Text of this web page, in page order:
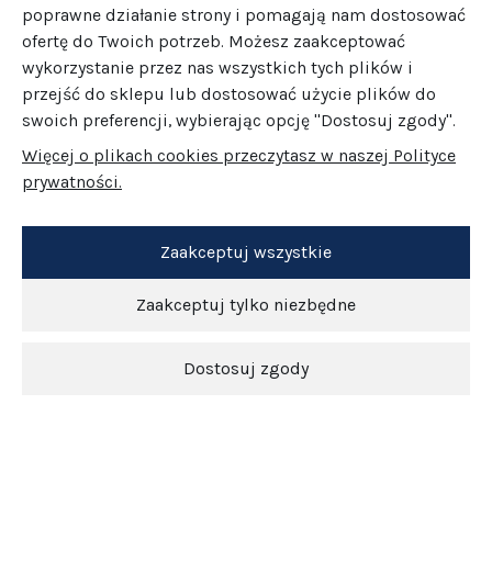
poprawne działanie strony i pomagają nam dostosować
ofertę do Twoich potrzeb. Możesz zaakceptować
wykorzystanie przez nas wszystkich tych plików i
przejść do sklepu lub dostosować użycie plików do
swoich preferencji, wybierając opcję "Dostosuj zgody".
Więcej o plikach cookies przeczytasz w naszej Polityce
prywatności.
Zaakceptuj tylko niezbędne
Dostosuj zgody
Zaakceptuj wszystkie